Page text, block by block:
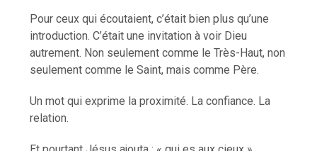
Pour ceux qui écoutaient, c’était bien plus qu’une
introduction. C’était une invitation à voir Dieu
autrement. Non seulement comme le Très-Haut, non
seulement comme le Saint, mais comme Père.
Un mot qui exprime la proximité. La confiance. La
relation.